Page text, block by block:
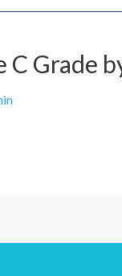
C Grade